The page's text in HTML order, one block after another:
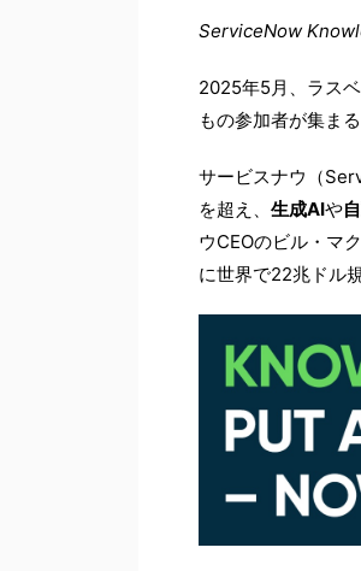
ServiceNow
2025年5月、ラス
もの参加者が集ま
サービスナウ（
を超え、 生成AIや
ウCEOのビル・マ
に世界で22兆ドル